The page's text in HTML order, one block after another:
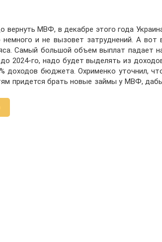
вернуть МВФ, в декабре этого года
и не вызовет затруднений. А вот
Самый большой объем выплат падает
2024-го, надо будет выделять из
доходов бюджета. Охрименко уточнил,
придется брать новые займы у МВФ,